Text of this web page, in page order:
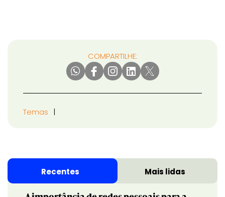
COMPARTILHE:
Temas
Recentes Mais lidas